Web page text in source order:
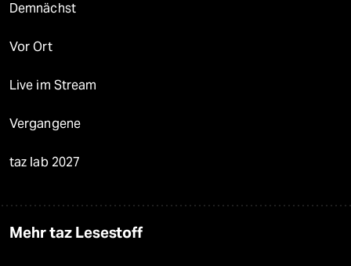
Demnächst
Vor Ort
Live im Stream
Vergangene
taz lab 2027
Mehr taz Lesestoff